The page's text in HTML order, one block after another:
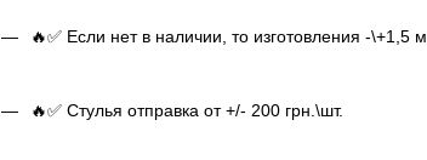
🔥✅ Если нет в наличии, то изготовления -\+1,5
🔥✅ Стулья отправка от +/- 200 грн.\шт.